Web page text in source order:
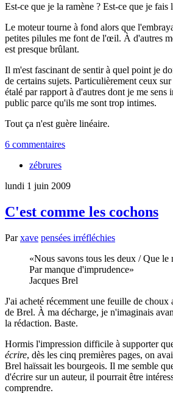
Est-ce que je la ramène ? Est-ce que je fais
Le moteur tourne à fond alors que
petites pilules me font de l'œil. À d'autres
est presque brûlant.
Il m'est fascinant de sentir à quel point je
de certains sujets. Particulièrement ceux
étalé par rapport à d'autres dont je me sens
public parce qu'ils me sont trop intimes.
Tout ça n'est guère linéaire.
6 commentaires
zébrures
lundi 1 juin 2009
C'est comme les cochons
Parxave pensées irréfléchies
Nous savons tous les deux / Que le
Par manque d'imprudence
Jacques Brel
J'ai acheté récemment une feuille de
de Brel. À ma décharge, je n'imaginais
la rédaction. Baste.
Hormis l'impression difficile à supporter
écrire, dès les cinq premières pages, on
Brel haïssait les bourgeois. Il me semble
d'écrire sur un auteur, il pourrait être
comprendre.